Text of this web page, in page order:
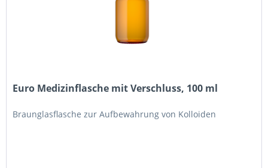
Euro Medizinflasche mit Verschluss, 100 ml
Braunglasflasche zur Aufbewahrung von Kolloiden